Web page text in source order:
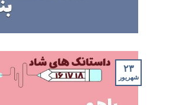
۲۳
شهریور